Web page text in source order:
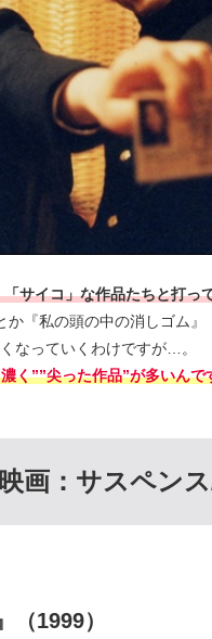
「サイコ」な作品たちと打っ
『私の頭の中の消しゴム』
なっていくわけですが…。
く””尖った作品”が多いんで
画：サスペン
（1999）